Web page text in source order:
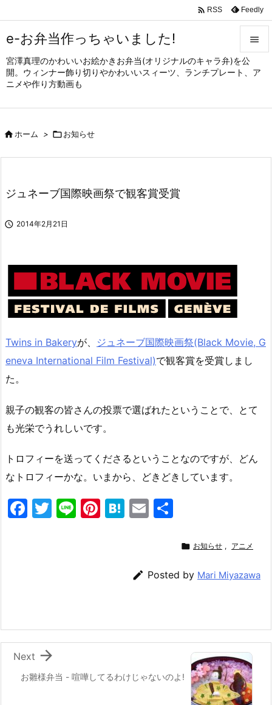
e-お弁当作っちゃいました!
宮澤真理のかわいいお絵かきお弁当(オリジナルのキャラ弁)を公
開。ウィンナー飾り切りやかわいいスィーツ、ランチプレート、ア
ニメや作り方動画も


メニュ
サイド

 RSS Feedly
ホーム > お知らせ
ジュネーブ国際映画祭で観客賞受賞
 2014年2月21日
Twins in Bakeryが、 ジュネーブ国際映画祭(Black Movie, G
eneva International Film Festival)で観客賞を受賞しまし
た。
親子の観客の皆さんの投票で選ばれたということで、とて
も光栄でうれしいです。
トロフィーを送ってくださるということなのですが、どん
なトロフィーかな。いまから、どきどきしています。
F
o
k
T
Li Pi H
a
E
l
 お知らせ , アニメ
 Posted by Mari Miyazawa
お雛様弁当 - 喧嘩してるわけじゃないのよ!

Next